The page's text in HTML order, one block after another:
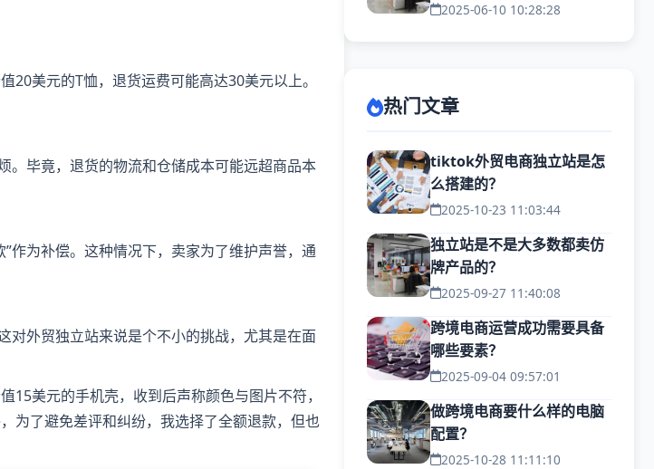
美元的T恤，退货运费可能高达30美元以上。
。毕竟，退货的物流和仓储成本可能远超商品本
作为补偿。这种情况下，卖家为了维护声誉，通
对外贸独立站来说是个不小的挑战，尤其是在面
美元的手机壳，收到后声称颜色与图片不符，
为了避免差评和纠纷，我选择了全额退款，但也
2025-06-10 10:28:28
热门文章
tiktok外贸电商独立站是怎
么搭建的？
2025-10-23 11:03:44
独立站是不是大多数都卖仿
牌产品的？
2025-09-27 11:40:08
跨境电商运营成功需要具备
哪些要素？
2025-09-04 09:57:01
做跨境电商要什么样的电脑
配置？
2025-10-28 11:11:10